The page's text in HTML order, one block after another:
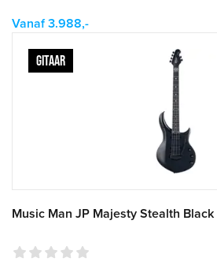
Vanaf 3.988,-
GITAAR
Music Man JP Majesty Stealth Black